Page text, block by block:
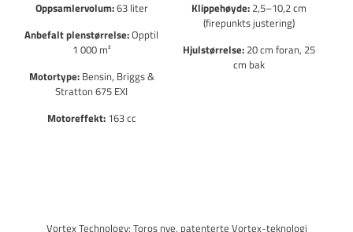
Oppsamlervolum:63 liter
Anbefalt plenstørrelse:Opptil
1 000 m²
Motortype:Bensin, Briggs &
Stratton 675 EXI
Motoreffekt:163 cc
Klippehøyde: 2,5–10,2 cm
(firepunkts justering)
Hjulstørrelse: 20 cm foran, 25
cm bak
Vortex Technology: Toros nye, patenterte Vortex-teknologi